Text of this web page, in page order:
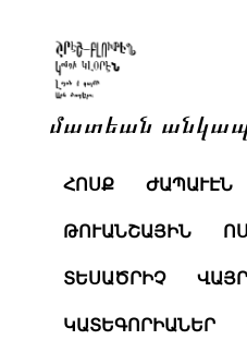
մատեան
ՀՈՍՔ ԺԱՊԱՒԷՆ
ԹՈՒԱՆՇԱՅԻՆ
ՏԵՍԱԾՐԻՉ ՎԱՅՐ
ԿԱՏԵԳՈՐԻԱՆԵՐ